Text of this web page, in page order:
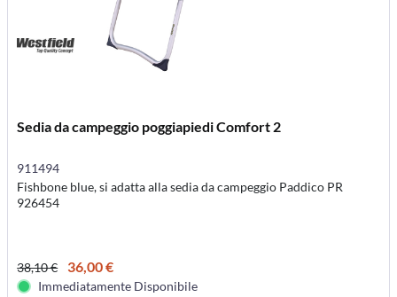
Sedia da campeggio poggiapiedi Comfort 2
911494
Fishbone blue, si adatta alla sedia da campeggio Paddico PR
926454
38,10 € 36,00 €
Immediatamente Disponibile